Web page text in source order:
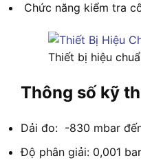
Chức năng kiểm tra
Thiết bị hiệu
Thông số kỹ
Dải đo: -830 mbar
Độ phân giải: 0,001 bar